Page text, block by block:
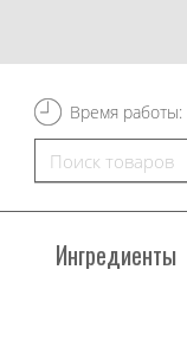
Время работы:
Ингредиенты